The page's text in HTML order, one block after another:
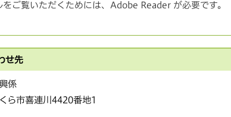
をご覧いただくためには、Adobe Reader が必要です。
せ先
係
ら市喜連川4420番地1